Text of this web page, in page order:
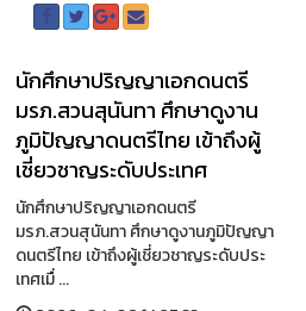
นักศึกษาปริญญาเอกดนตรี
มรภ.สวนสุนันทา ศึกษาดูงาน
ภูมิปัญญาดนตรีไทย เข้าถึงผู้
เชี่ยวชาญระดับประเทศ
นักศึกษาปริญญาเอกดนตรี
มรภ.สวนสุนันทา ศึกษาดูงานภูมิปัญญา
ดนตรีไทย เข้าถึงผู้เชี่ยวชาญระดับประ
เทศเมื่ ...